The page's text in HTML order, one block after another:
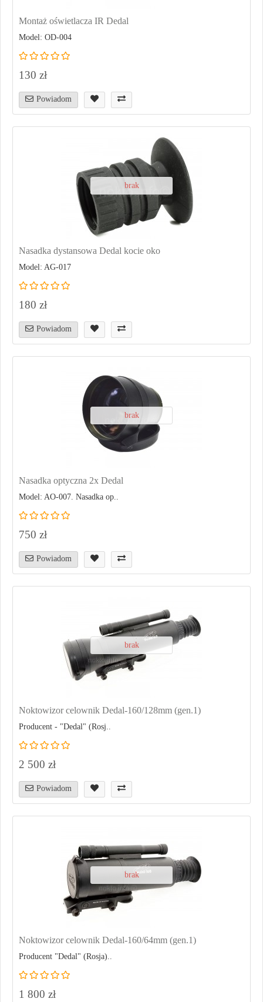
Montaż oświetlacza IR Dedal
Model: OD-004
130 zł
Powiadom
brak
Nasadka dystansowa Dedal kocie oko
Model: AG-017
180 zł
Powiadom
brak
Nasadka optyczna 2x Dedal
Model: AO-007. Nasadka op..
750 zł
Powiadom
brak
Noktowizor celownik Dedal-160/128mm (gen.1)
Producent - "Dedal" (Rosj..
2 500 zł
Powiadom
brak
Noktowizor celownik Dedal-160/64mm (gen.1)
Producent "Dedal" (Rosja)..
1 800 zł